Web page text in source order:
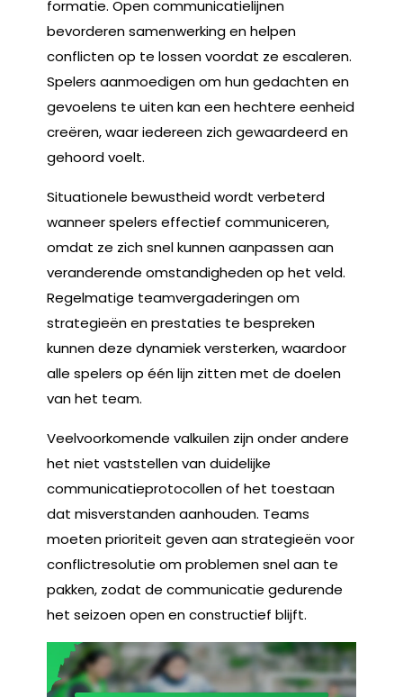
formatie. Open communicatielijnen
bevorderen samenwerking en helpen
conflicten op te lossen voordat ze escaleren.
Spelers aanmoedigen om hun gedachten en
gevoelens te uiten kan een hechtere eenheid
creëren, waar iedereen zich gewaardeerd en
gehoord voelt.
Situationele bewustheid wordt verbeterd
wanneer spelers effectief communiceren,
omdat ze zich snel kunnen aanpassen aan
veranderende omstandigheden op het veld.
Regelmatige teamvergaderingen om
strategieën en prestaties te bespreken
kunnen deze dynamiek versterken, waardoor
alle spelers op één lijn zitten met de doelen
van het team.
Veelvoorkomende valkuilen zijn onder andere
het niet vaststellen van duidelijke
communicatieprotocollen of het toestaan
dat misverstanden aanhouden. Teams
moeten prioriteit geven aan strategieën voor
conflictresolutie om problemen snel aan te
pakken, zodat de communicatie gedurende
het seizoen open en constructief blijft.